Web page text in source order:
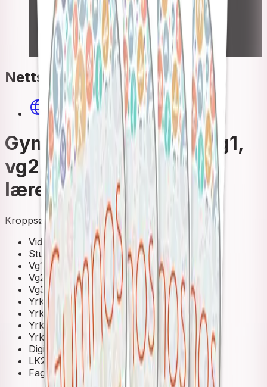
Send inn manus
Priser og nominasjoner
Stipender og minnepriser
Kataloger
Rapport 2025
Nettsted
Gymnos Elev- og lærernettsted (LK20)
Gymnos kroppsøving vg1,
vg2, vg3 Elev- og
lærernettsted
Kroppsøving for den videregående skole
Videregående skole
Studieforberedende
Vg1
Vg2
Vg3
Yrkesfag
Yrkesfag Vg1
Yrkesfag Vg2
Yrkesfag Vg3 påbygging
Digital ressurs
LK20
Fagnettsted